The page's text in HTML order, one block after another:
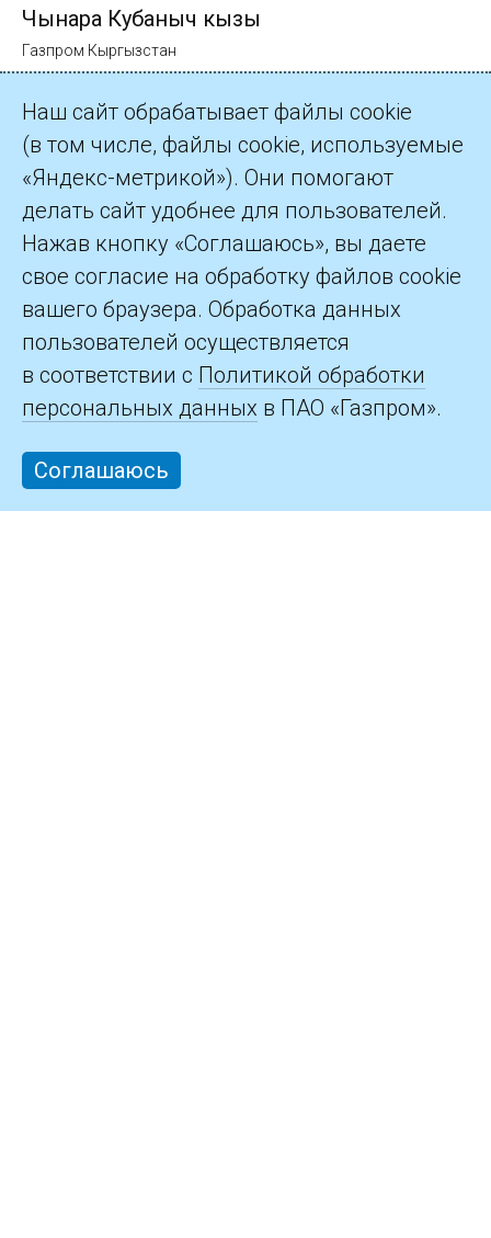
Чынара Кубаныч кызы
Газпром Кыргызстан
©2026 ПАО «Газпром»
Контакты
Наш сайт обрабатывает файлы cookie
(в том числе, файлы cookie, используемые
«Яндекс-метрикой»). Они помогают
делать сайт удобнее для пользователей.
Нажав кнопку «Соглашаюсь», вы даете
свое согласие на обработку файлов cookie
вашего браузера. Обработка данных
пользователей осуществляется
в соответствии с Политикой обработки
персональных данных в ПАО «Газпром».
Соглашаюсь